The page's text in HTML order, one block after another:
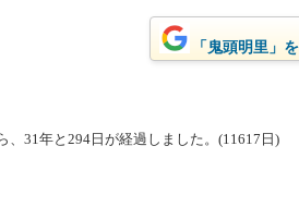
「鬼頭明里」
、31年と294日が経過しました。(11617日)